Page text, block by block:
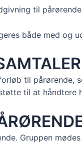
til
både med og
til pårørende,
til at håndtere
Gruppen